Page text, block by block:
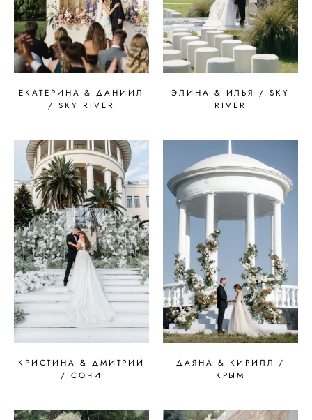
ЕКАТЕРИНА & ДАНИИЛ
/ SKY RIVER
ЭЛИНА & ИЛЬЯ / SKY
RIVER
КРИСТИНА & ДМИТРИЙ
/ СОЧИ
ДАЯНА & КИРИЛЛ /
КРЫМ